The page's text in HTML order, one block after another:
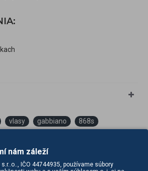
vlasy gabbiano
868s
nám záleží
IČO 44744935, používame súbory